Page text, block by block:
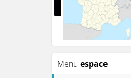
Menu espace